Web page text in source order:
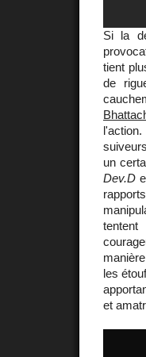
Si la
tient
de
un
Dev.D
les
et